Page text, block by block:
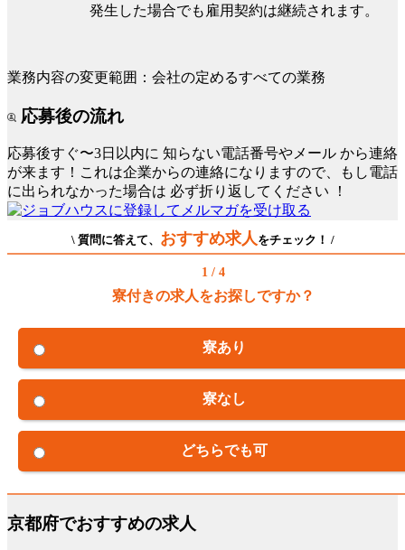
発生した場合でも雇用契約は継続されます。
業務内容の変更範囲：会社の定めるすべての業務
応募後の流れ
応募後すぐ〜3日以内に 知らない電話番号やメール から連絡
が来ます！これは企業からの連絡になりますので、もし電話
に出られなかった場合は 必ず折り返してください ！
\ 質問に答えて、 おすすめ求人をチェック！ /
1 / 4
寮付きの求人をお探しですか？
寮あり
寮なし
どちらでも可
京都府でおすすめの求人